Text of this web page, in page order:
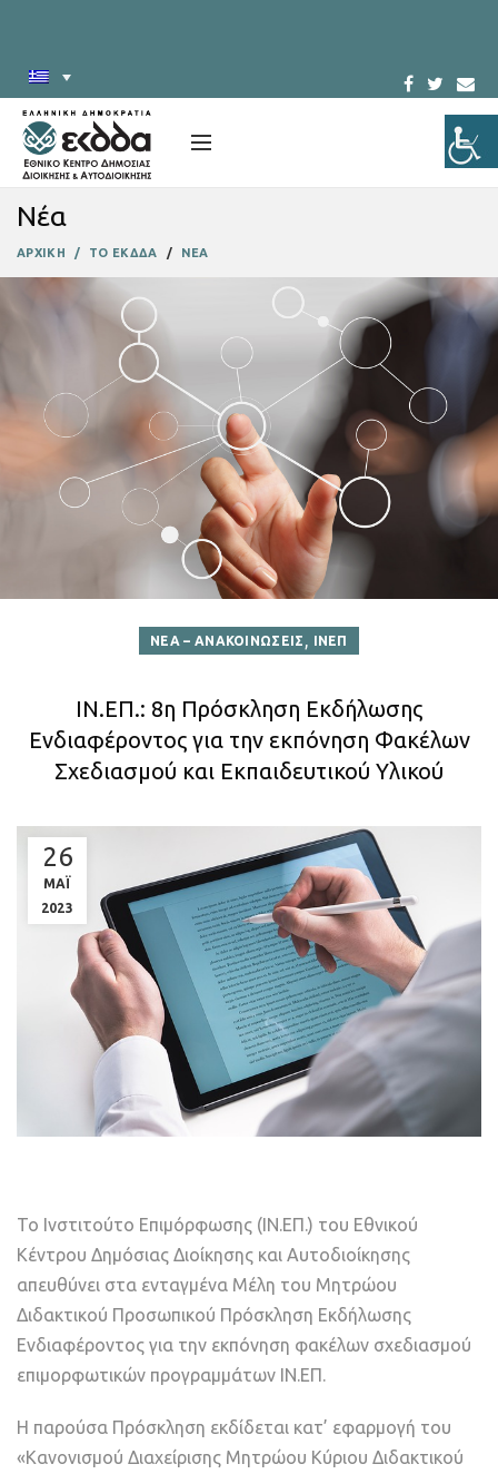
Νέα
ΑΡΧΙΚΗ ΤΟ ΕΚΔΔΑ ΝΕΑ
ΝΕΑ – ΑΝΑΚΟΙΝΩΣΕΙΣ , ΙΝΕΠ
ΙΝ.ΕΠ.: 8η Πρόσκληση Εκδήλωσης
Ενδιαφέροντος για την εκπόνηση Φακέλων
Σχεδιασμού και Εκπαιδευτικού Υλικού
26
ΜΑΪ
2023
Το Ινστιτούτο Επιμόρφωσης (ΙΝ.ΕΠ.) του Εθνικού
Κέντρου Δημόσιας Διοίκησης και Αυτοδιοίκησης
απευθύνει στα ενταγμένα Μέλη του Μητρώου
Διδακτικού Προσωπικού Πρόσκληση Εκδήλωσης
Ενδιαφέροντος για την εκπόνηση φακέλων σχεδιασμού
επιμορφωτικών προγραμμάτων ΙΝ.ΕΠ.
Η παρούσα Πρόσκληση εκδίδεται κατ’ εφαρμογή του
«Κανονισμού Διαχείρισης Μητρώου Κύριου Διδακτικού